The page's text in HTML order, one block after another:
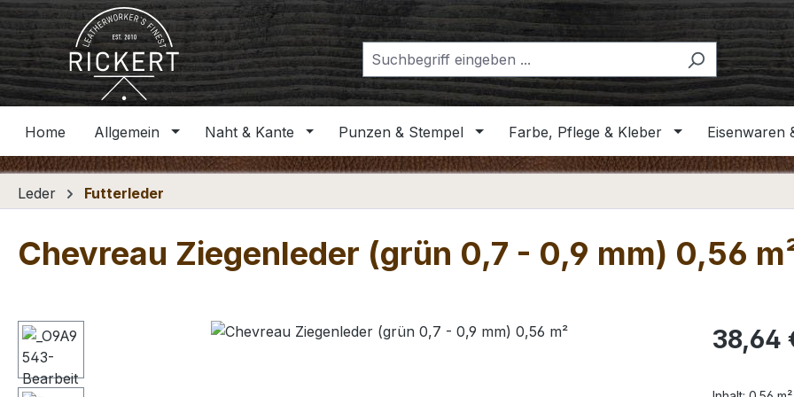
Hauptinhalt springen
Zur Suche springen
Zur Hauptnavigation springen
Home Allgemein Naht & Kante Punzen & Stempel Farbe, Pflege & Kleber Eisenwaren
Leder Futterleder
Chevreau Ziegenleder (grün 0,7 - 0,9 mm) 0,56
Bildergalerie überspringen Regulärer
38,64